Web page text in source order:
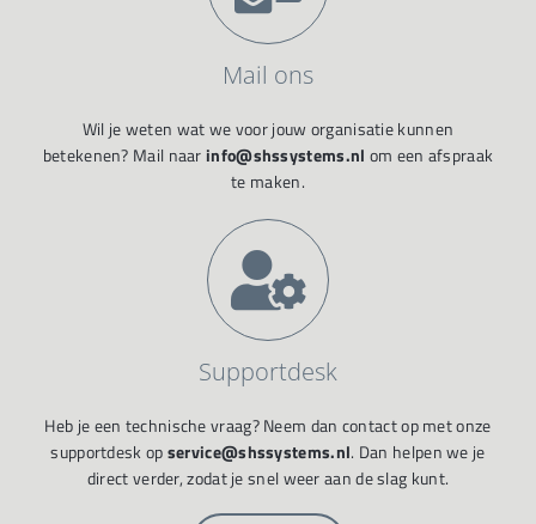
Mail ons
Wil je weten wat we voor jouw organisatie kunnen
betekenen? Mail naar info@shssystems.nl om een afspraak
te maken.
Supportdesk
Heb je een technische vraag? Neem dan contact op met onze
supportdesk opservice@shssystems.nl. Dan helpen we je
direct verder, zodat je snel weer aan de slag kunt.